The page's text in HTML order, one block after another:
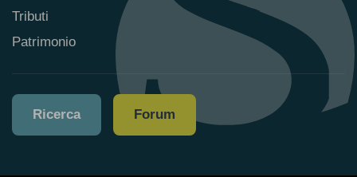
Tributi
Patrimonio
Ricerca Forum